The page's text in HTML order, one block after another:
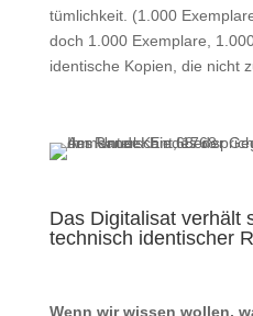
tüm­lich­keit. (1.000
doch 1.000 Exem­pla­re,
iden­ti­sche Kopien, die nicht
Das Digitalisat verhält
technisch identischer
Wenn wir wis­sen wol­len,